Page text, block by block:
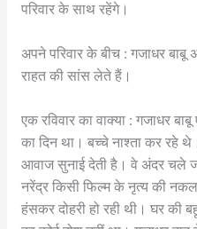
परिवार के साथ रहेंगे।
अपने परिवार के बीच : गजाधर
राहत की सांस लेते हैं।
एक रविवार का वाक्या : गजाधर
का दिन था। बच्चे नाश्ता कर रहे
आवाज सुनाई देती है। वे अंदर चले
नरेंद्र किसी फिल्म के नृत्य की
हंसकर दोहरी हो रही थी। घर